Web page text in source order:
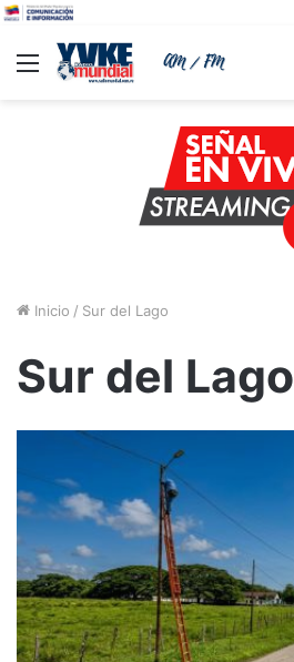
Menu
Inicio / Sur del Lago
Sur del Lago